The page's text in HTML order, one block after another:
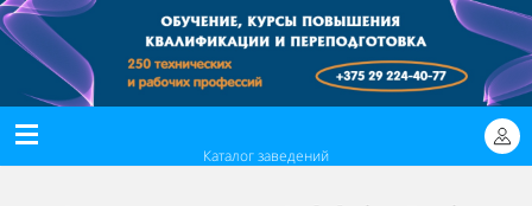
Каталог заведений